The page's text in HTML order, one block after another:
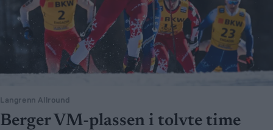
Langrenn Allround
Berger VM-plassen i tolvte time